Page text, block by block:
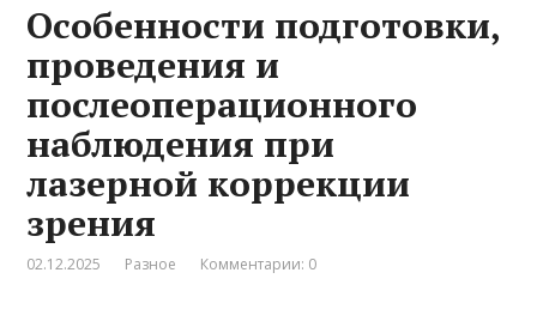
Особенности подготовки,
проведения и
послеоперационного
наблюдения при
лазерной коррекции
зрения
02.12.2025 Разное Комментарии: 0